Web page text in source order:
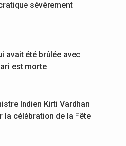
sévèrement
avait été brûlée avec
est morte
Indien Kirti Vardhan
la célébration de la Fête